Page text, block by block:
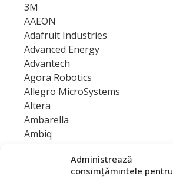
Administrează
consimțămintele pentru
3M
AAEON
Adafruit Industries
Advanced Energy
Advantech
Agora Robotics
Allegro MicroSystems
Altera
Ambarella
Ambiq
Analog Devices